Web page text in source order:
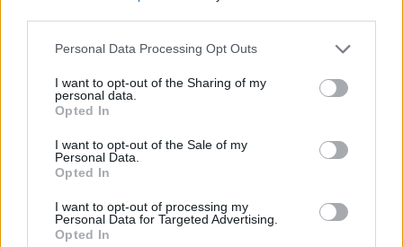
Please note that this website/app uses one or more Google
not limited to your visit or usage behaviour. You may click to
grant or deny consent to Google and its third-party tags to
use your data for below specified purposes in below Google
consent section.
Personal Data Processing Opt Outs
I want to opt-out of the Sharing of my
personal data.
Opted In
I want to opt-out of the Sale of my
Personal Data.
Opted In
I want to opt-out of processing my
Personal Data for Targeted Advertising.
Opted In
A Voltron így jelenleg furcsa helyzetben van, papíron
blockbusterhez, mégis úgy tűnik, hogy otthoni
premierként próbál majd új életet lehelni a klasszikus
franchise-ba.
SMASH by Meló-Diák: Homok, zene és a nyár legjobb
hangulata – Jön a második forduló! (X)